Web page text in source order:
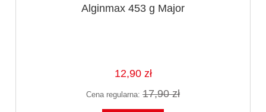
Alginmax 453 g Major
12,90 zł
Cena regularna: 17,90 zł